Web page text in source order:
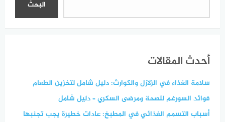
البحث
أحدث المقالات
سلامة الغذاء في الزلازل والكوارث: دليل شامل لتخزين الطعام
فوائد السورغم للصحة ومرضى السكري – دليل شامل
أسباب التسمم الغذائي في المطبخ: عادات خطيرة يجب تجنبها